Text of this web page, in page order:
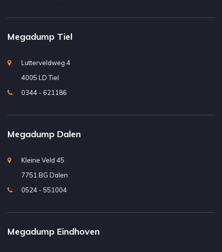
Megadump Tiel
Lutterveldweg 4
4005 LD Tiel
0344 - 621186
Megadump Dalen
Kleine Veld 45
7751 BG Dalen
0524 - 551004
Megadump Eindhoven